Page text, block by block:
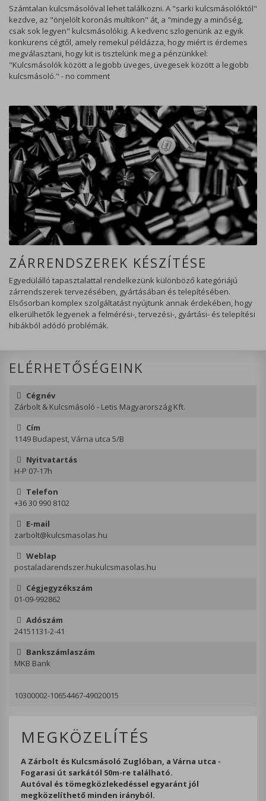
Számtalan kulcsmásolóval lehet találkozni. A "sarki kulcsmásolóktól"
kezdve, az "önjelölt koronás multikon" át, a "mindegy a minőség,
csak sok legyen" kulcsmásolókig. A kedvenc szlogenünk az egyik
konkurens cégtől, amely remekül példázza, hogy miért is érdemes
megválasztani, hogy kit is tisztelünk meg a pénzünkkel:
"Kulcsmásolók között a legjobb üveges, üvegesek között a legjobb
kulcsmásoló." - no comment
ZÁRRENDSZEREK KÉSZÍTÉSE
Egyedülálló tapasztalattal rendelkezünk különböző kategóriájú
zárrendszerek tervezésében, gyártásában és telepítésében.
Elsősorban komplex szolgáltatást nyújtunk annak érdekében, hogy
elkerülhetők legyenek a felmérési-, tervezési-, gyártási- és telepítési
hibákból adódó problémák.
ELÉRHETŐSÉGEINK
Cégnév
Zárbolt & Kulcsmásoló - Letis Magyarország Kft.
Cím
1149 Budapest, Várna utca 5/B
Nyitvatartás
H-P 07-17h
Telefon
+36 30 990 8102
E-mail
zarbolt@kulcsmasolas.hu
Weblap
postaladarendszer.hukulcsmasolas.hu
Cégjegyzékszám
01-09-992862
Adószám
24151131-2-41
Bankszámlaszám
MKB Bank
10300002-10654467-49020015
MEGKÖZELÍTÉS
A Zárbolt és Kulcsmásoló Zuglóban, a Várna utca -
Fogarasi út sarkától 50m-re található.
Autóval és tömegközlekedéssel egyaránt jól
megközelíthető minden irányból.